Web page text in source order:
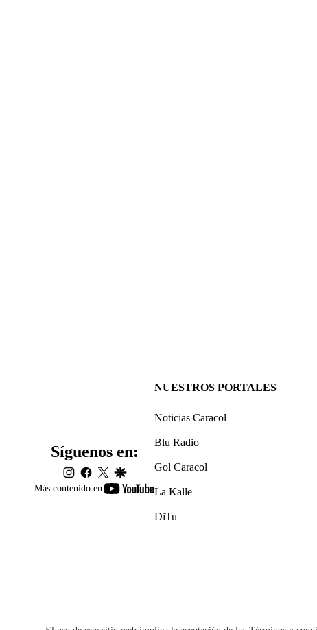
Más contenido en
youtube-
Síguenos en:
instagram
facebook
twittergoogle
NUESTROS PORTALES
Noticias Caracol
Blu Radio
Gol Caracol
La Kalle
DiTu